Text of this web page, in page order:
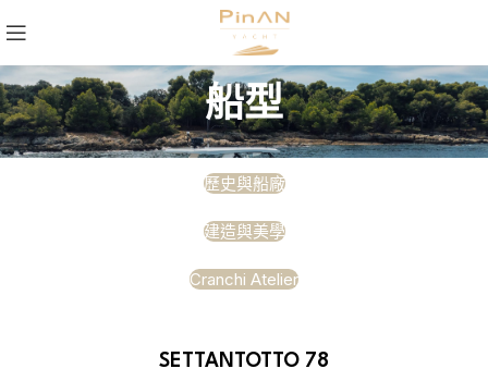
船型
歷史與船廠
建造與美學
Cranchi Atelier
SETTANTOTTO 78